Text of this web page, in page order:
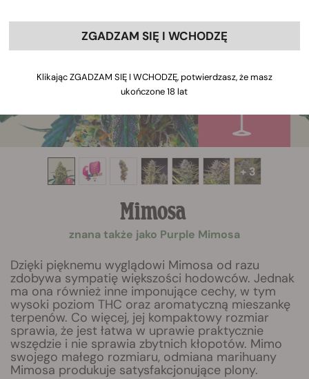
+ 3
Mimosa
znana także jako Purple Mimosa
Dzięki pięknemu wyglądowi Mimosa od razu
zdobywa sympatię większości hodowców. Jednak
ma ona również inne imponujące cechy, w tym
wysoki poziom THC oraz aromatyczną mieszankę
terpenów. Co więcej, jej kompaktowy rozmiar
sprawia, że jest łatwa w uprawie praktycznie
wszędzie i nie sprawia zbytnich kłopotów. Mimo
swojego małego rozmiaru, odmiana marihuany
Mimosa produkuje satysfakcjonujące plony.
ZGADZAM SIĘ I WCHODZĘ
Klikając ZGADZAM SIĘ I WCHODZĘ, potwierdzasz, że masz
ukończone 18 lat